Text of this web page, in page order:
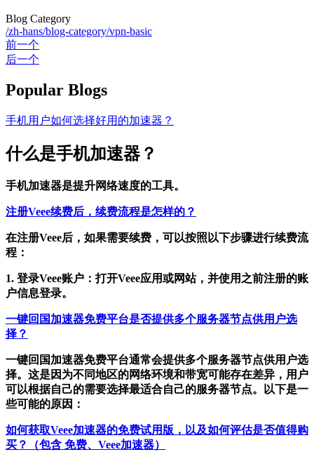
Blog Category
/zh-hans/blog-category/vpn-basic
前一个
后一个
Popular Blogs
手机用户如何选择好用的加速器？
什么是手机加速器？
手机加速器是提升网络速度的工具。
注册Veee续费后，续费流程是怎样的？
在注册Veee后，如果需要续费，可以按照以下步骤进行续费流
程：
1. 登录Veee账户：打开Veee应用或网站，并使用之前注册的账
户信息登录。
一键回国加速器免费平台是否提供多个服务器节点供用户选
择？
一键回国加速器免费平台通常会提供多个服务器节点供用户选
择。这是因为不同地区的网络环境和带宽可能存在差异，用户
可以根据自己的需要选择最适合自己的服务器节点。以下是一
些可能的原因：
如何获取Veee加速器的免费试用版，以及如何评估是否值得购
买？（包含 免费、Veee加速器）